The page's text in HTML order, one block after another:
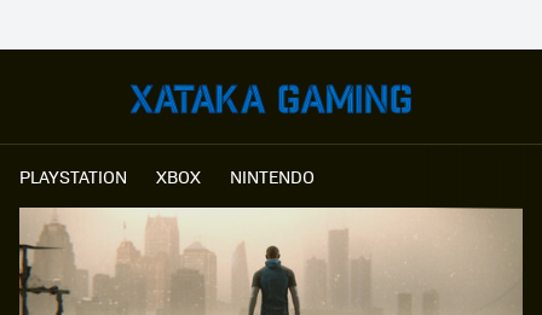
PLAYSTATION XBOX NINTENDO